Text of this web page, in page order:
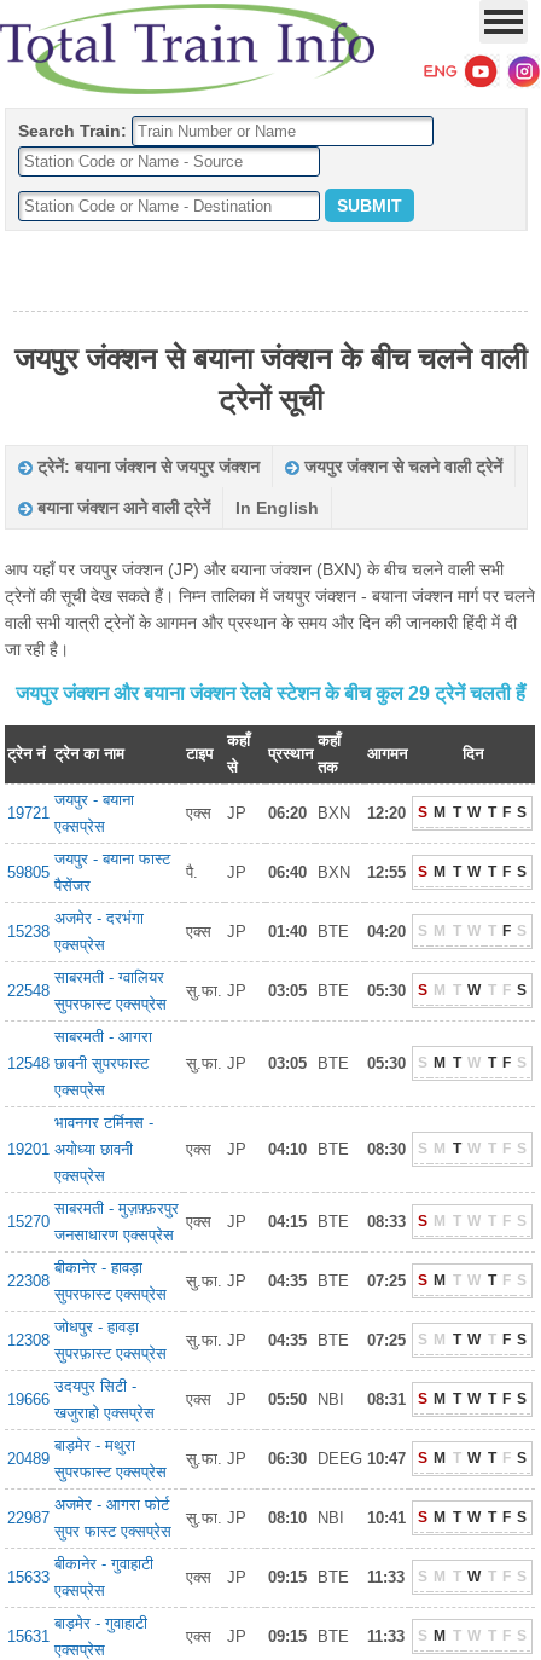
Search Train:
जयपुर जंक्शन से बयाना जंक्शन के बीच चलने वाली
ट्रेनों सूची
ट्रेनें: बयाना जंक्शन से जयपुर जंक्शन जयपुर जंक्शन से चलने वाली ट्रेनें
बयाना जंक्शन आने वाली ट्रेनें In English
आप यहाँ पर जयपुर जंक्शन (JP) और बयाना जंक्शन (BXN) के बीच चलने वाली सभी
ट्रेनों की सूची देख सकते हैं। निम्न तालिका में जयपुर जंक्शन - बयाना जंक्शन मार्ग पर चलने
वाली सभी यात्री ट्रेनों के आगमन और प्रस्थान के समय और दिन की जानकारी हिंदी में दी
जा रही है।
जयपुर जंक्शन और बयाना जंक्शन रेलवे स्टेशन के बीच कुल 29 ट्रेनें चलती हैं
ट्रेन नं ट्रेन का नाम टाइप
कहाँ
से
प्रस्थान
कहाँ
तक
आगमन दिन
19721
जयपुर - बयाना
एक्सप्रेस
एक्स JP 06:20 BXN 12:20 S M T W T F S
59805
जयपुर - बयाना फास्ट
पैसेंजर
पै. JP 06:40 BXN 12:55 S M T W T F S
15238
अजमेर - दरभंगा
एक्सप्रेस
एक्स JP 01:40 BTE 04:20 S M T W T F S
22548
साबरमती - ग्वालियर
सुपरफास्ट एक्सप्रेस
सु.फा. JP 03:05 BTE 05:30 S M T W T F S
12548
साबरमती - आगरा
छावनी सुपरफास्ट
एक्सप्रेस
सु.फा. JP 03:05 BTE 05:30 S M T W T F S
19201
भावनगर टर्मिनस -
अयोध्या छावनी
एक्सप्रेस
एक्स JP 04:10 BTE 08:30 S M T W T F S
15270
साबरमती - मुज़फ़्फ़रपुर
जनसाधारण एक्सप्रेस
एक्स JP 04:15 BTE 08:33 S M T W T F S
22308
बीकानेर - हावड़ा
सुपरफास्ट एक्सप्रेस
सु.फा. JP 04:35 BTE 07:25 S M T W T F S
12308
जोधपुर - हावड़ा
सुपरफ़ास्ट एक्सप्रेस
सु.फा. JP 04:35 BTE 07:25 S M T W T F S
19666
उदयपुर सिटी -
खजुराहो एक्सप्रेस
एक्स JP 05:50 NBI 08:31 S M T W T F S
20489
बाड़मेर - मथुरा
सुपरफास्ट एक्सप्रेस
सु.फा. JP 06:30 DEEG 10:47 S M T W T F S
22987
अजमेर - आगरा फोर्ट
सुपर फास्ट एक्सप्रेस
सु.फा. JP 08:10 NBI 10:41 S M T W T F S
15633
बीकानेर - गुवाहाटी
एक्सप्रेस
एक्स JP 09:15 BTE 11:33 S M T W T F S
15631
बाड़मेर - गुवाहाटी
एक्सप्रेस
एक्स JP 09:15 BTE 11:33 S M T W T F S